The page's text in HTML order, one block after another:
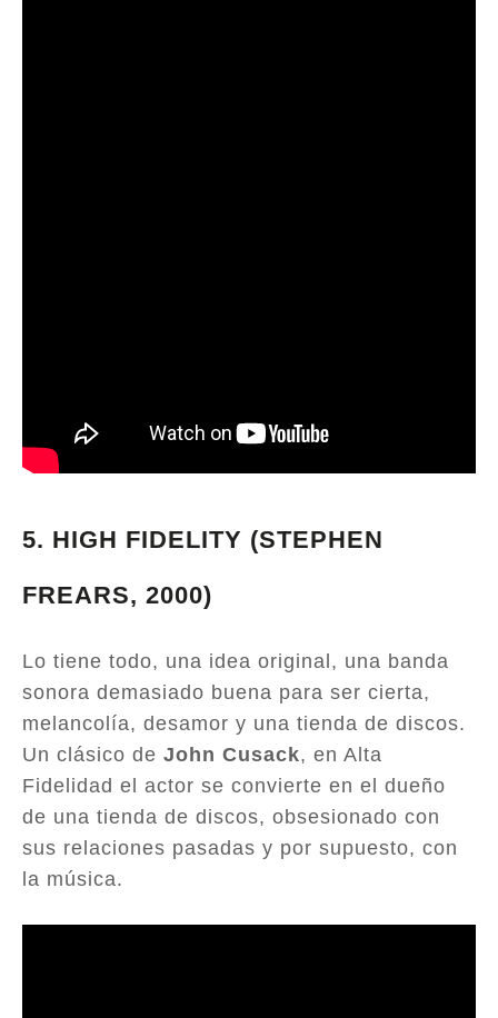
5. HIGH FIDELITY (STEPHEN
FREARS, 2000)
Lo tiene todo, una idea original, una banda
sonora demasiado buena para ser cierta,
melancolía, desamor y una tienda de discos.
Un clásico de John Cusack, en Alta
Fidelidad el actor se convierte en el dueño
de una tienda de discos, obsesionado con
sus relaciones pasadas y por supuesto, con
la música.